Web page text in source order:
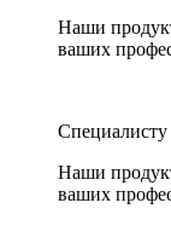
Наши
ваших
Наши
ваших